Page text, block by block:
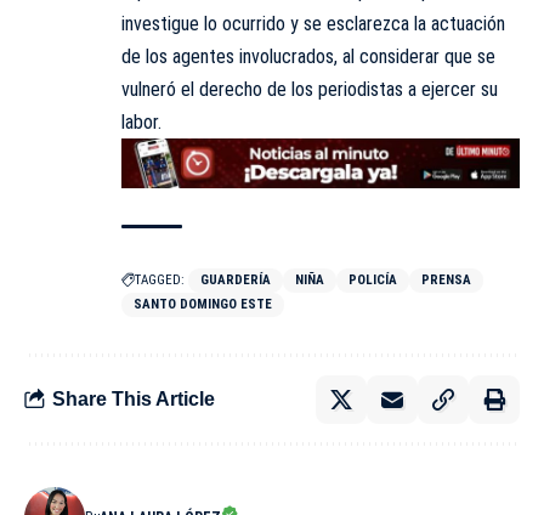
investigue lo ocurrido y se esclarezca la actuación
de los agentes involucrados, al considerar que se
vulneró el derecho de los periodistas a ejercer su
labor.
TAGGED: GUARDERÍA NIÑA POLICÍA
PRENSA
SANTO DOMINGO ESTE
Share This Article